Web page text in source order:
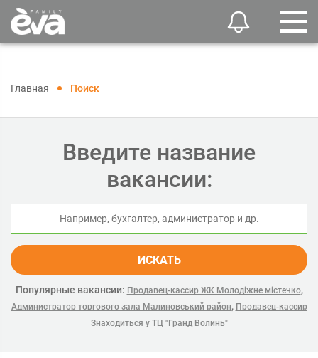
Главная Поиск
Введите название
вакансии:
ИСКАТЬ
Популярные вакансии: Продавец-кассир ЖК Молодіжне містечко,
Администратор торгового зала Малиновський район, Продавец-кассир
Знаходиться у ТЦ "Гранд Волинь"